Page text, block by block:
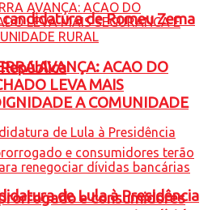
de Romeu Zema
de Lula à Presidência
AVANÇA: ACAO DO
LEVA MAIS
A COMUNIDADE
e consumidores